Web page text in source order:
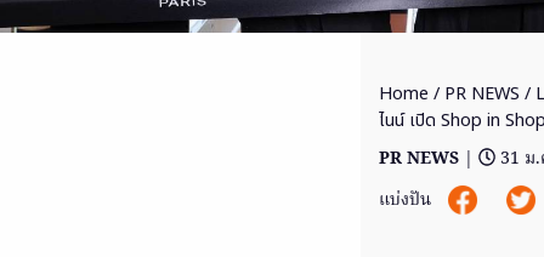
Home / PR NEWS /
ไนน์ เปิด Shop in
PR NEWS |
31 ม
แบ่งปัน